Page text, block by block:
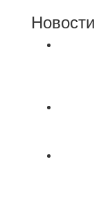
Новости